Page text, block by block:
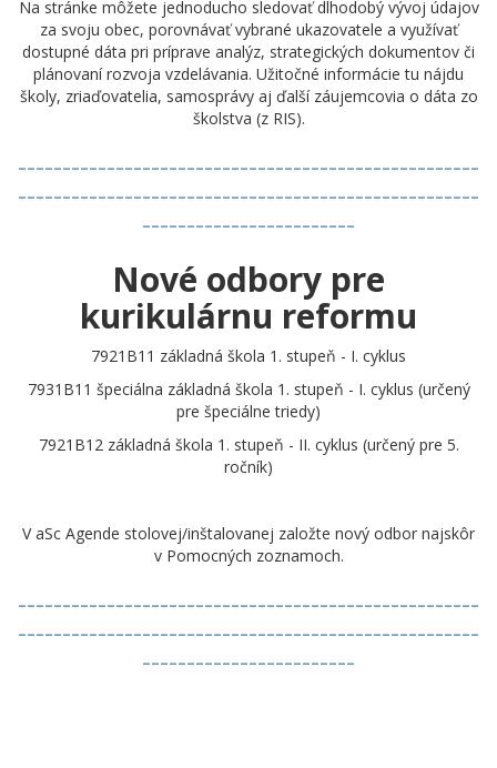
Na stránke môžete jednoducho sledovať dlhodobý vývoj údajov
za svoju obec, porovnávať vybrané ukazovatele a využívať
dostupné dáta pri príprave analýz, strategických dokumentov či
plánovaní rozvoja vzdelávania. Užitočné informácie tu nájdu
školy, zriaďovatelia, samosprávy aj ďalší záujemcovia o dáta zo
školstva (z RIS).
----------------------------------------------------
----------------------------------------------------
------------------------
Nové odbory pre
kurikulárnu reformu
7921B11 základná škola 1. stupeň - I. cyklus
7931B11 špeciálna základná škola 1. stupeň - I. cyklus (určený
pre špeciálne triedy)
7921B12 základná škola 1. stupeň - II. cyklus (určený pre 5.
ročník)
V aSc Agende stolovej/inštalovanej založte nový odbor najskôr
v Pomocných zoznamoch.
----------------------------------------------------
----------------------------------------------------
------------------------